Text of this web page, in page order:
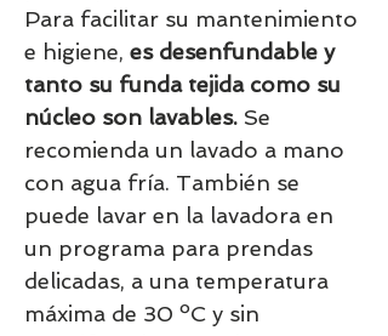
Para facilitar su mantenimiento
e higiene, es desenfundable y
tanto su funda tejida como su
núcleo son lavables. Se
recomienda un lavado a mano
con agua fría. También se
puede lavar en la lavadora en
un programa para prendas
delicadas, a una temperatura
máxima de 30 ºC y sin